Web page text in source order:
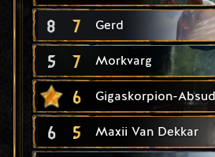
8 7 Gerd
5 7 Morkvarg
6 Gigaskorpion-Absud
6 5 Maxii Van Dekkar